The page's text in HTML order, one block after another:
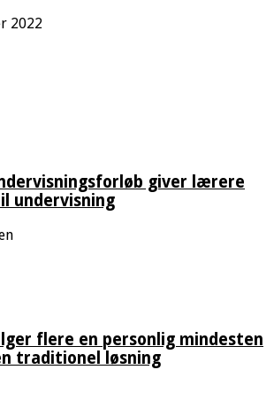
2022
giver lærere
undervisning
flere en personlig mindesten
traditionel løsning